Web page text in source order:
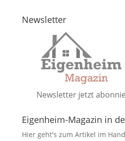
Newsletter
Newsletter jetzt
Eigenheim-Magazin in
Hier geht's zum Artikel im